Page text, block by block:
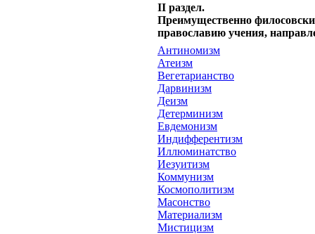
II раздел.
Преимущественно
православию учения,
Антиномизм
Атеизм
Вегетарианство
Дарвинизм
Деизм
Детерминизм
Евдемонизм
Индифферентизм
Иллюминатство
Иезуитизм
Коммунизм
Космополитизм
Масонство
Материализм
Мистицизм